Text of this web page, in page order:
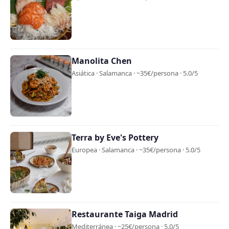
Manolita Chen
Asiática · Salamanca · ~35€/persona · 5.0/5
Terra by Eve's Pottery
Europea · Salamanca · ~35€/persona · 5.0/5
Restaurante Taiga Madrid
Mediterránea · ~25€/persona · 5.0/5